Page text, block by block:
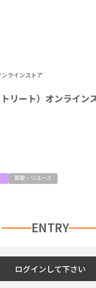
ラインストア
リート）オンライン
買取・リユース
ENTRY
ログインして下さい